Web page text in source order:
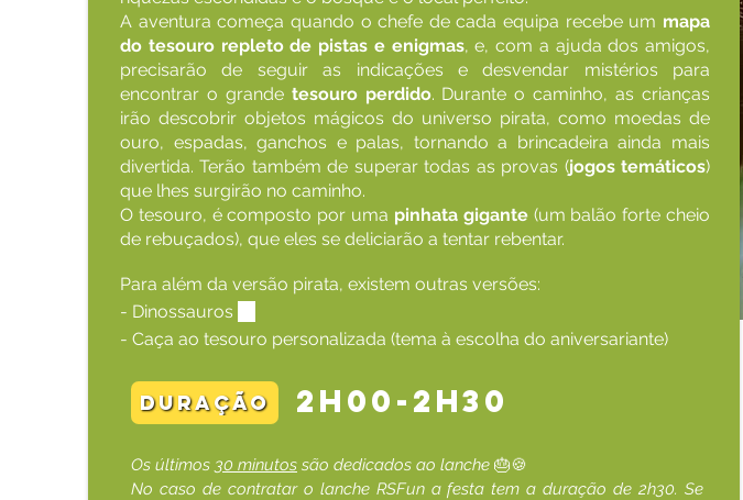
A aventura começa quando o chefe de cada equipa recebe um mapa
do tesouro repleto de pistas e enigmas, e, com a ajuda dos amigos,
precisarão de seguir as indicações e desvendar mistérios para
encontrar o grande tesouro perdido. Durante o caminho, as crianças
irão descobrir objetos mágicos do universo pirata, como moedas de
ouro, espadas, ganchos e palas, tornando a brincadeira ainda mais
divertida. Terão também de superar todas as provas (jogos temáticos)
que lhes surgirão no caminho.
O tesouro, é composto por uma pinhata gigante (um balão forte cheio
de rebuçados), que eles se deliciarão a tentar rebentar.
Para além da versão pirata, existem outras versões:
- Dinossauros
- Caça ao tesouro personalizada (tema à escolha do aniversariante)
duração 2h00-2h30
Os últimos 30 minutos são dedicados ao lanche 🎂🍪
No caso de contratar o lanche RSFun a festa tem a duração de 2h30. Se